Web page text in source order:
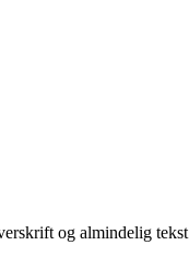
og almindelig tekst